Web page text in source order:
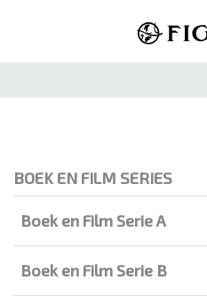
BOEK EN FILM SERIES
Boek en Film Serie A
Boek en Film Serie B